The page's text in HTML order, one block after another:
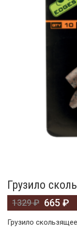
Грузило
1329₽ 665 ₽
Грузило